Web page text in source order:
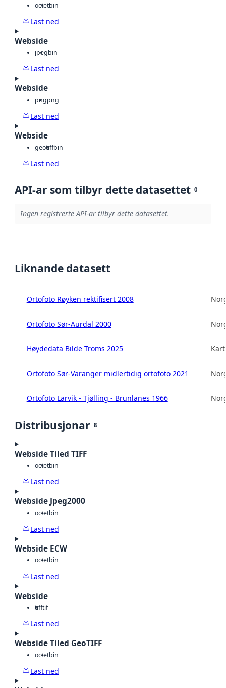
octetbin
Last ned
Webside
jpegbin
Last ned
Webside
pngpng
Last ned
Webside
geotiffbin
Last ned
API-ar som tilbyr dette datasettet 0
Ingen registrerte API-ar tilbyr dette datasettet.
Liknande datasett
Ortofoto Røyken rektifisert 2008
Ortofoto Sør-Aurdal 2000
Høydedata Bilde Troms 2025
Ortofoto Sør-Varanger midlertidig ortofoto 2021
Ortofoto Larvik - Tjølling - Brunlanes 1966
Distribusjonar 8
Webside Tiled TIFF
octetbin
Last ned
Webside Jpeg2000
octetbin
Last ned
Webside ECW
octetbin
Last ned
Webside
tifftif
Last ned
Webside Tiled GeoTIFF
octetbin
Last ned